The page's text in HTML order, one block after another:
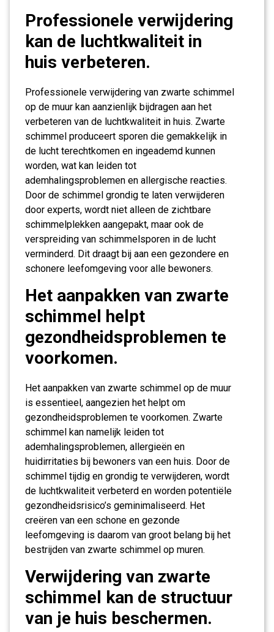
Professionele verwijdering
kan de luchtkwaliteit in
huis verbeteren.
Professionele verwijdering van zwarte schimmel
op de muur kan aanzienlijk bijdragen aan het
verbeteren van de luchtkwaliteit in huis. Zwarte
schimmel produceert sporen die gemakkelijk in
de lucht terechtkomen en ingeademd kunnen
worden, wat kan leiden tot
ademhalingsproblemen en allergische reacties.
Door de schimmel grondig te laten verwijderen
door experts, wordt niet alleen de zichtbare
schimmelplekken aangepakt, maar ook de
verspreiding van schimmelsporen in de lucht
verminderd. Dit draagt bij aan een gezondere en
schonere leefomgeving voor alle bewoners.
Het aanpakken van zwarte
schimmel helpt
gezondheidsproblemen te
voorkomen.
Het aanpakken van zwarte schimmel op de muur
is essentieel, aangezien het helpt om
gezondheidsproblemen te voorkomen. Zwarte
schimmel kan namelijk leiden tot
ademhalingsproblemen, allergieën en
huidirritaties bij bewoners van een huis. Door de
schimmel tijdig en grondig te verwijderen, wordt
de luchtkwaliteit verbeterd en worden potentiële
gezondheidsrisico’s geminimaliseerd. Het
creëren van een schone en gezonde
leefomgeving is daarom van groot belang bij het
bestrijden van zwarte schimmel op muren.
Verwijdering van zwarte
schimmel kan de structuur
van je huis beschermen.